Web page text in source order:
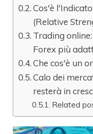
Cos'è
(Relative
Trading
Forex più
Che cos'è un
Calo dei
resterà in
Related